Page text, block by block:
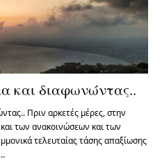
και διαφωνώντας..
Πριν αρκετές μέρες, στην
των ανακοινώσεων και των
τελευταίας τάσης απαξίωσης